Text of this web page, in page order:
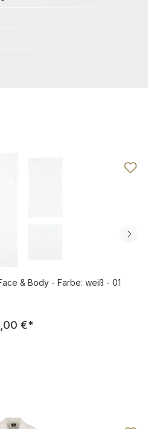
& Body - Farbe: weiß - 01
Regulärer Preis:
€*
von 5 von 5 Sternen